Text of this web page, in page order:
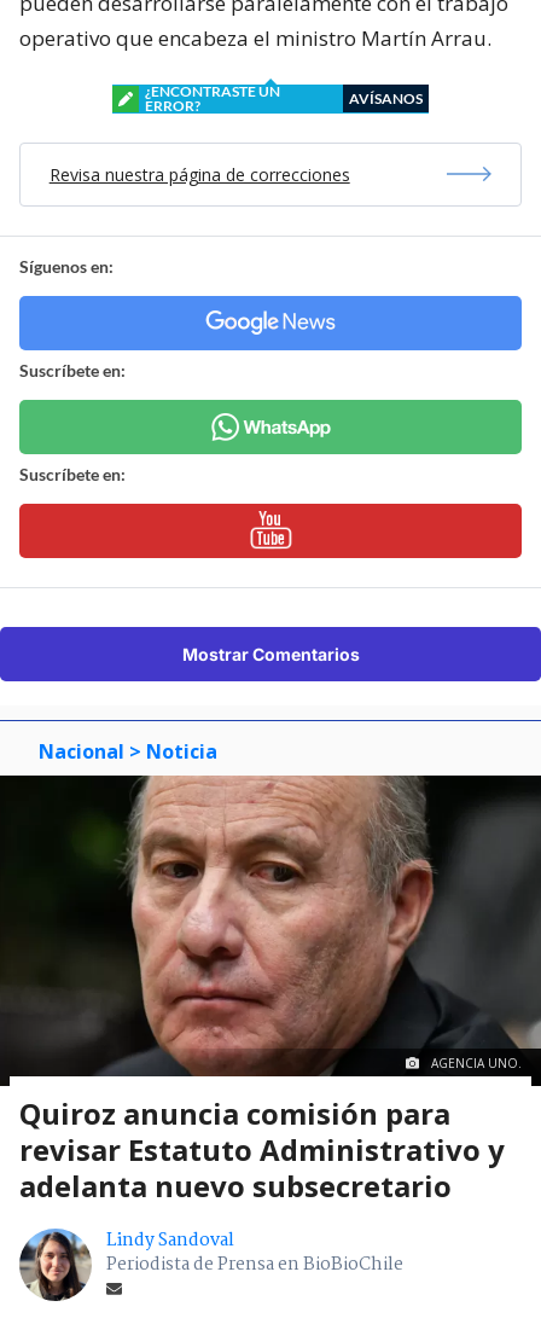
operativo que encabeza el ministro Martín Arrau.
¿ENCONTRASTE UN
ERROR?
AVÍSANOS
Revisa nuestra página de correcciones
Síguenos en:
Suscríbete en:
Suscríbete en:
Mostrar Comentarios
Nacional > Noticia
AGENCIA UNO.
Quiroz anuncia comisión para
revisar Estatuto Administrativo y
adelanta nuevo subsecretario
Lindy Sandoval
Periodista de Prensa en BioBioChile